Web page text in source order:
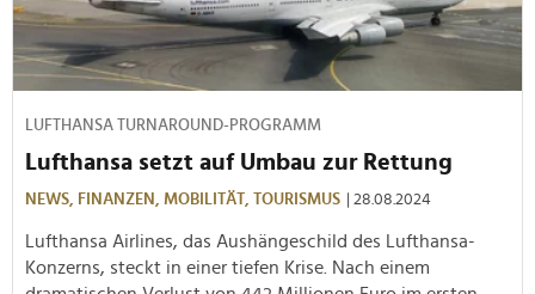
LUFTHANSA TURNAROUND-PROGRAMM
Lufthansa setzt auf Umbau zur Rettung
NEWS, FINANZEN, MOBILITÄT, TOURISMUS | 28.08.2024
Lufthansa Airlines, das Aushängeschild des Lufthansa-
Konzerns, steckt in einer tiefen Krise. Nach einem